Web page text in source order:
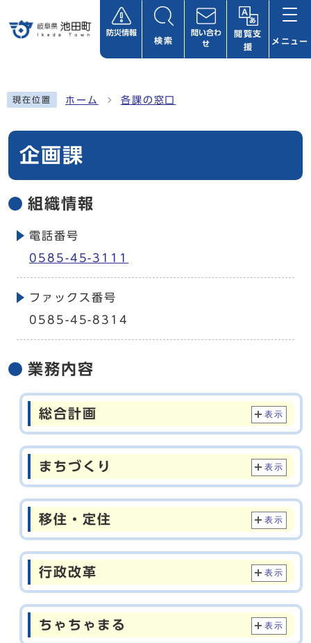
防災情報
検索
問い合わ
せ
閲覧支
援
メニュー
現在位置 ホーム 各課の窓口
企画課
組織情報
電話番号
0585-45-3111
ファックス番号
0585-45-8314
業務内容
総合計画 表示
まちづくり 表示
移住・定住 表示
行政改革 表示
ちゃちゃまる 表示